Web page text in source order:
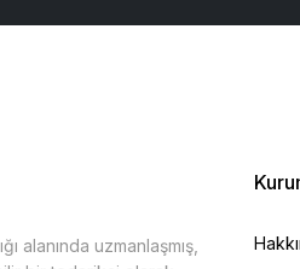
alanında uzmanlaşmış,